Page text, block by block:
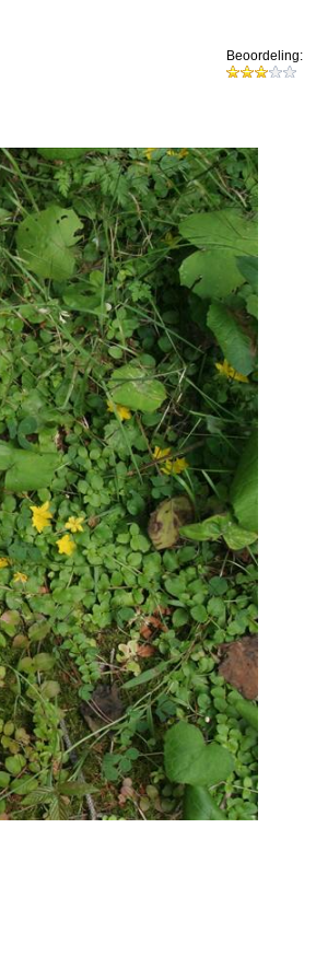
Beoordeling: